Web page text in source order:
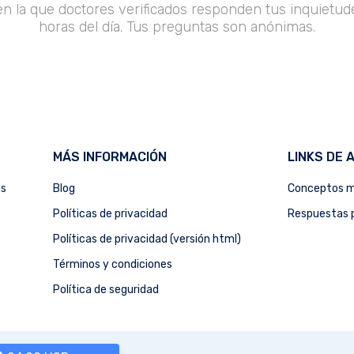
la que doctores verificados responden tus
horas del día. Tus preguntas son anónimas.
MÁS INFORMACIÓN
Blog
Políticas de privacidad
Políticas de privacidad (versión html)
Términos y condiciones
Política de seguridad
LINKS DE
Conceptos
Respuestas